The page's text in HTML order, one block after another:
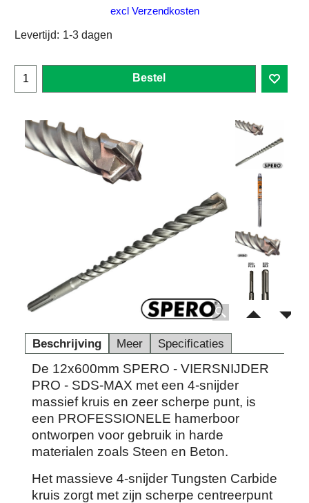
excl Verzendkosten
Levertijd: 1-3 dagen
Bestel
Beschrijving Meer Specificaties
De 12x600mm SPERO - VIERSNIJDER
PRO - SDS-MAX met een 4-snijder
massief kruis en zeer scherpe punt, is
een PROFESSIONELE hamerboor
ontworpen voor gebruik in harde
materialen zoals Steen en Beton.
Het massieve 4-snijder Tungsten Carbide
kruis zorgt met zijn scherpe centreerpunt